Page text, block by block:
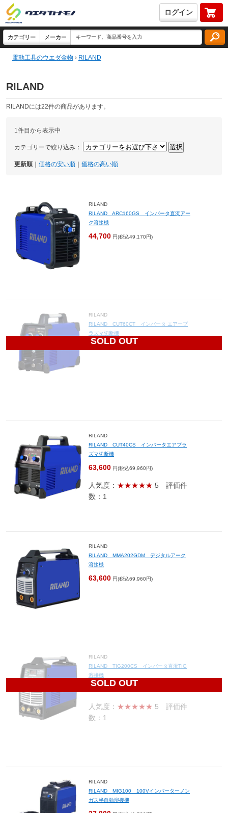
ログイン
電動工具のウエダ金物 › RILAND
RILAND
RILANDには22件の商品があります。
1件目から表示中
カテゴリーで絞り込み：
更新順 価格の安い順 価格の高い順
RILAND
RILAND ARC160GS インバータ直流アー
ク溶接機
44,700 円(税込49,170円)
SOLD OUT
RILAND
RILAND CUT60CT インバータ エアープ
ラズマ切断機
123,400
RILAND
RILAND CUT40CS インバータエアプラ
ズマ切断機
63,600 円(税込69,960円)
人気度： ★★★★★ 5 評価件
数：1
RILAND
RILAND MMA202GDM デジタルアーク
溶接機
63,600 円(税込69,960円)
SOLD OUT
RILAND
RILAND TIG200CS インバータ直流TIG
溶接機
65,600
人気度： ★★★★★ 5 評価件
数：1
RILAND
RILAND MIG100 100Vインバーターノン
ガス半自動溶接機